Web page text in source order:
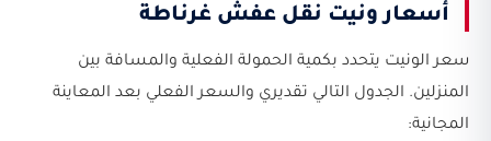
أسعار ونيت نقل عفش غرناطة
سعر الونيت يتحدد بكمية الحمولة الفعلية والمسافة بين
المنزلين. الجدول التالي تقديري والسعر الفعلي بعد المعاينة
المجانية: